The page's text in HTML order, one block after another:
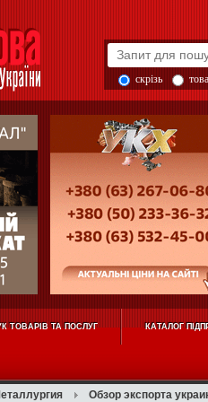
скрізь
ТОВАРІВ ТА ПОСЛУГ КАТАЛОГ
Обзор экспорта